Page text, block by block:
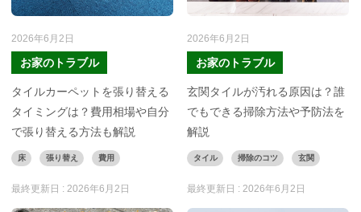
2026年6月2日
お家のトラブル
タイルカーペットを張り替える
タイミングは？費用相場や自分
で張り替える方法も解説
床 張り替え 費用
最終更新日 : 2026年6月2日
2026年6月2日
お家のトラブル
玄関タイルが汚れる原因は？誰
でもできる掃除方法や予防法を
解説
タイル 掃除のコツ 玄関
最終更新日 :2026年6月2日